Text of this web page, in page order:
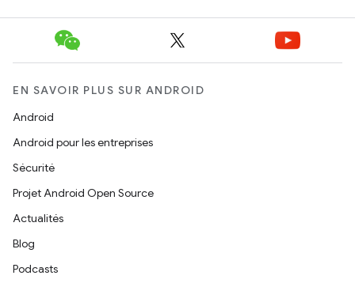
EN SAVOIR PLUS SUR ANDROID
Android
Android pour les entreprises
Sécurité
Projet Android Open Source
Actualités
Blog
Podcasts